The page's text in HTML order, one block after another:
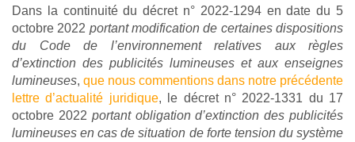
Dans la continuité du décret n° 2022-1294 en date du 5
octobre 2022 portant modification de certaines dispositions
du Code de l’environnement relatives aux règles
d’extinction des publicités lumineuses et aux enseignes
lumineuses, que nous commentions dans notre précédente
lettre d’actualité juridique, le décret n° 2022-1331 du 17
octobre 2022 portant obligation d’extinction des publicités
lumineuses en cas de situation de forte tension du système